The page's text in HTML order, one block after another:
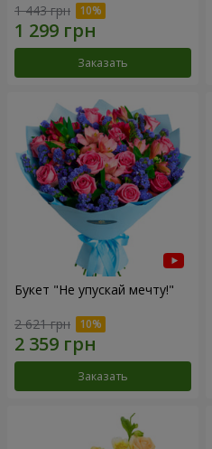
1 443 грн
Заказать
Букет "Не упускай мечту!"
2 621 грн
Заказать